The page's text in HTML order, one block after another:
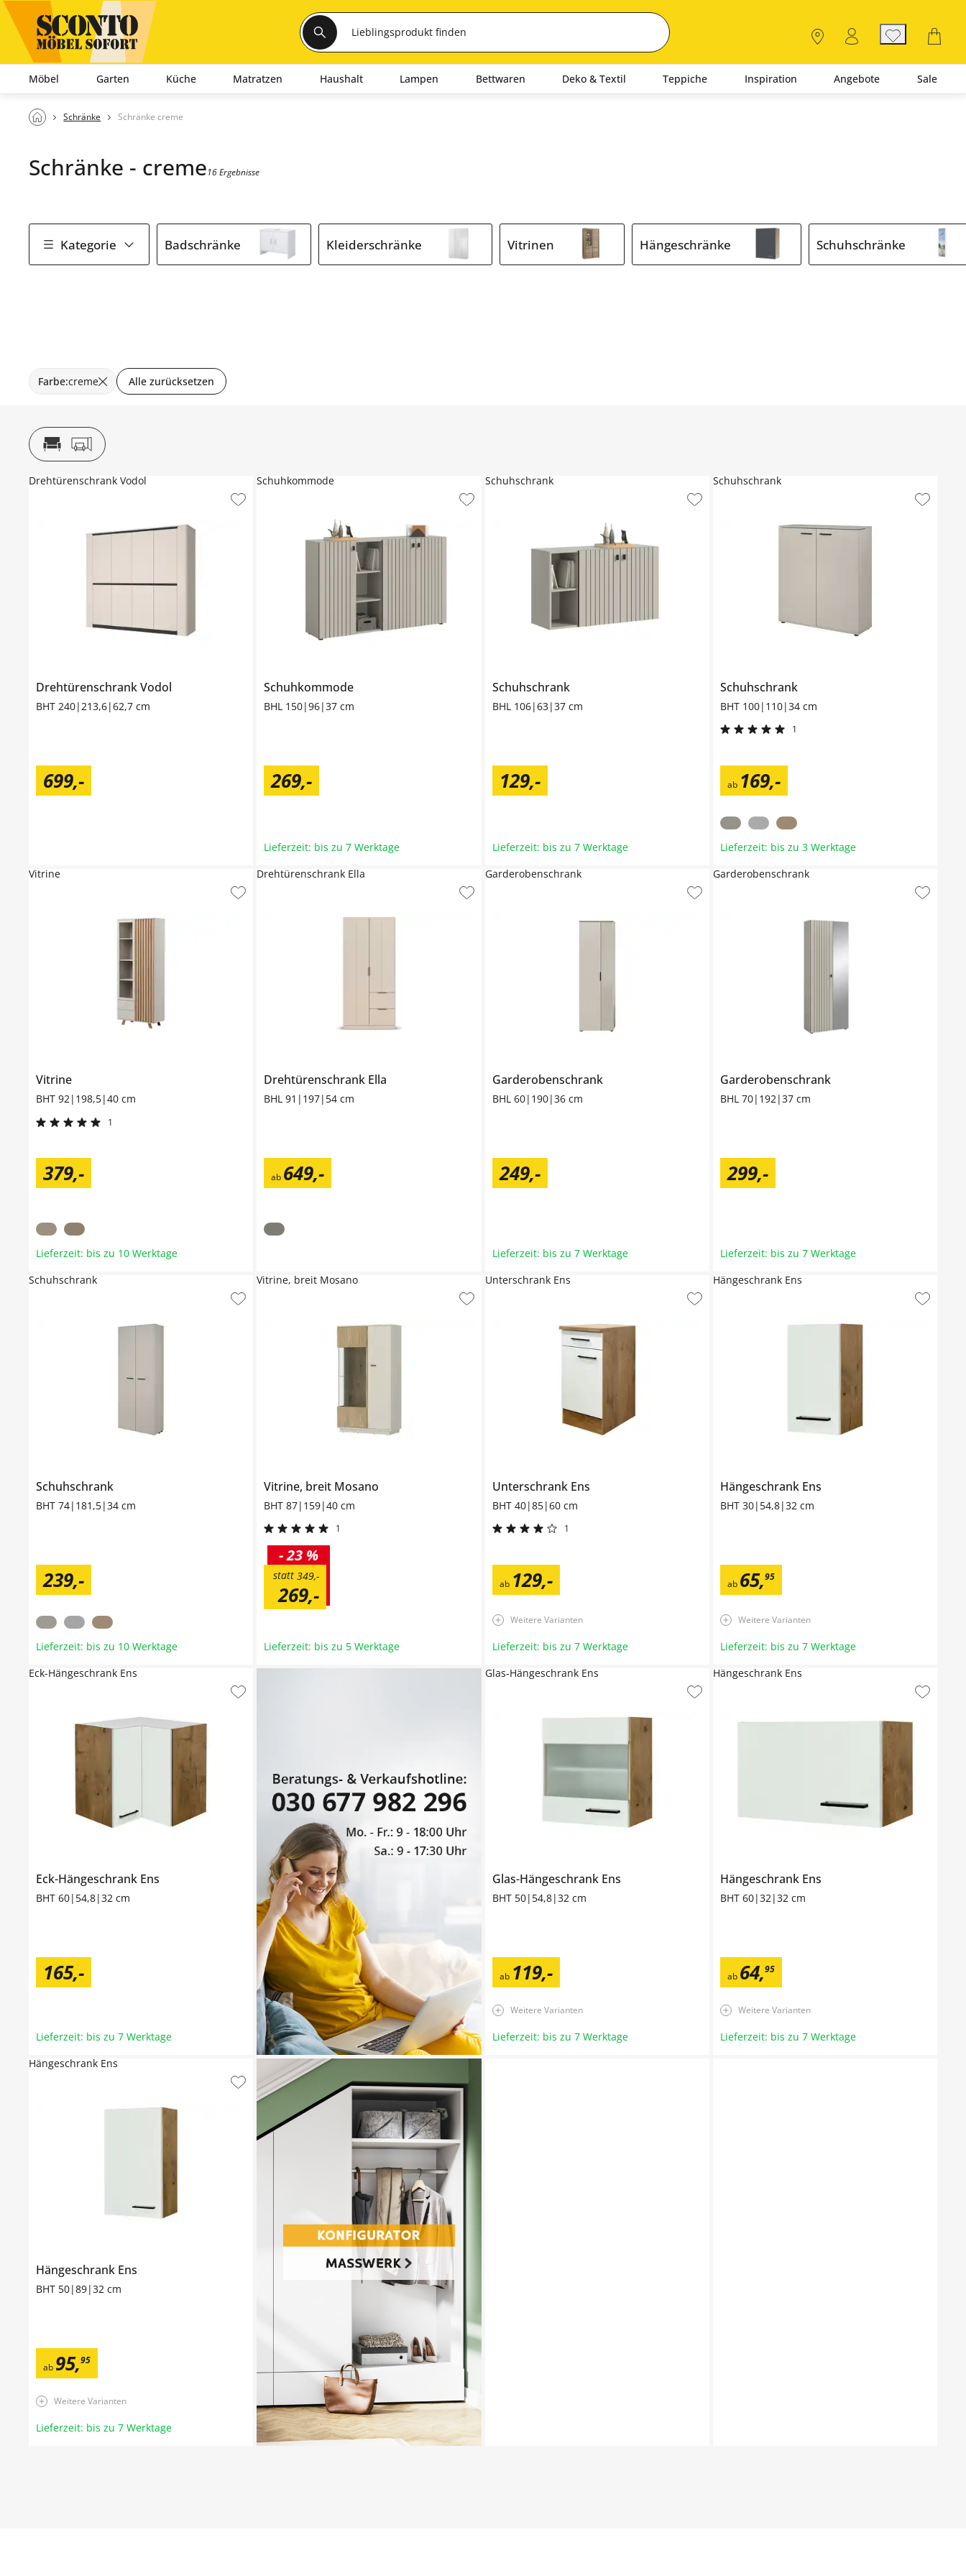
Möbel Garten Küche Matratzen Haushalt Lampen Bettwaren Deko & Textil Teppiche Inspiration Angebote Sale
Schränke Schränke creme
Schränke - creme16 Ergebnisse
Kategorie Badschränke Kleiderschränke Vitrinen Hängeschränke Schuhschränke
Farbe:creme Alle zurücksetzen
DrehtürenschrankVodol
BHT 240|213,6|62,7 cm
699,-
Drehtürenschrank Vodol
Schuhkommode
BHL 150|96|37 cm
269,-
Schuhkommode
Lieferzeit: bis zu 7 Werktage
Schuhschrank
BHL 106|63|37 cm
129,-
Schuhschrank
Lieferzeit: bis zu 7 Werktage
Schuhschrank
BHT 100|110|34 cm
1
ab 169,-
Schuhschrank
Lieferzeit: bis zu 3 Werktage
Vitrine
BHT 92|198,5|40 cm
1
379,-
Vitrine
Lieferzeit: bis zu 10 Werktage
Drehtürenschrank Ella
BHL 91|197|54 cm
ab 649,-
Drehtürenschrank Ella
Garderobenschrank
BHL 60|190|36 cm
249,-
Garderobenschrank
Lieferzeit: bis zu 7 Werktage
Garderobenschrank
BHL 70|192|37 cm
299,-
Garderobenschrank
Lieferzeit: bis zu 7 Werktage
Schuhschrank
BHT 74|181,5|34 cm
239,-
Schuhschrank
Lieferzeit: bis zu 10 Werktage
Vitrine, breit Mosano
BHT 87|159|40 cm
1
269,-
349,-
statt
- 23 %
Vitrine, breit Mosano
Lieferzeit: bis zu 5 Werktage
Unterschrank Ens
BHT 40|85|60 cm
1
ab 129,-
Unterschrank Ens
Weitere Varianten
Lieferzeit: bis zu 7 Werktage
Hängeschrank Ens
BHT 30|54,8|32 cm
ab 65,95
Hängeschrank Ens
Weitere Varianten
Lieferzeit: bis zu 7 Werktage
Eck-Hängeschrank Ens
BHT 60|54,8|32 cm
165,-
Eck-Hängeschrank Ens
Lieferzeit: bis zu 7 Werktage
Glas-Hängeschrank Ens
BHT 50|54,8|32 cm
ab 119,-
Glas-Hängeschrank Ens
Weitere Varianten
Lieferzeit: bis zu 7 Werktage
Hängeschrank Ens
BHT 60|32|32 cm
ab 64,95
Hängeschrank Ens
Weitere Varianten
Lieferzeit: bis zu 7 Werktage
Hängeschrank Ens
BHT 50|89|32 cm
ab 95,95
Hängeschrank Ens
Weitere Varianten
Lieferzeit: bis zu 7 Werktage